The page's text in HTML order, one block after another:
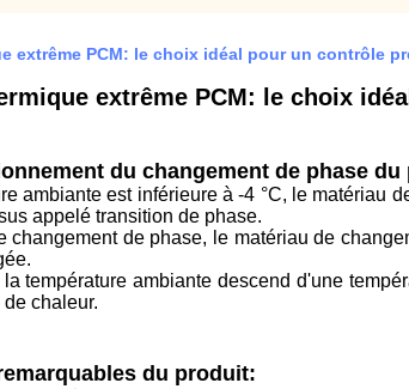
extrême PCM: le choix idéal pour un contrôle
extrême PCM: le choix
du changement de phase du
ambiante est inférieure à -4 °C, le
appelé transition de phase.
changement de phase, le matériau de
température ambiante descend d'une
chaleur.
du produit: